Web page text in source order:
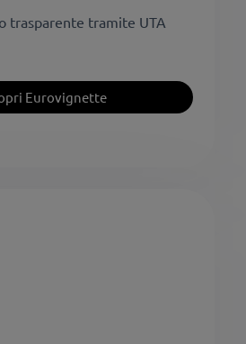
trasparente tramite UTA
Eurovignette